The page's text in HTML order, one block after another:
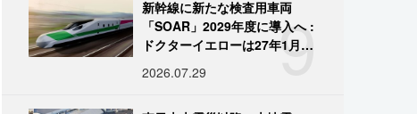
9
新幹線に新たな検査用車両
「SOAR」2029年度に導入へ :
ドクターイエローは27年1月に
2026.07.29